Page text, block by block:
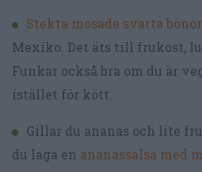
Stekta mosade svarta bönor
Mexiko. Det äts till frukost,
Funkar också bra om du är
istället för kött.
Gillar du ananas och lite
du laga en ananassalsa med